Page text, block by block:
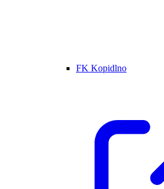
FK Kopidlno